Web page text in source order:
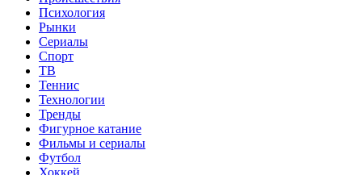
Психология
Рынки
Сериалы
Спорт
ТВ
Теннис
Технологии
Тренды
Фигурное катание
Фильмы и сериалы
Футбол
Хоккей